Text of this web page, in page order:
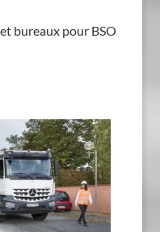
bureaux pour BSO